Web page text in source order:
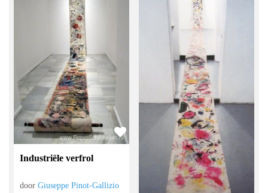
Industriële verfrol
doorGiuseppe Pinot-Gallizio